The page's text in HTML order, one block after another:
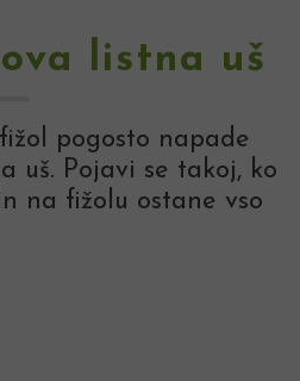
listna uš
pogosto napade
uš. Pojavi se takoj, ko
na fižolu ostane vso